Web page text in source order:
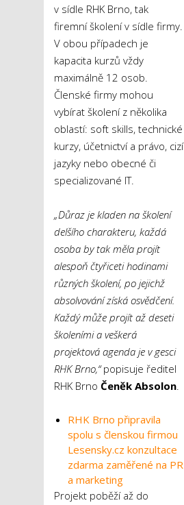
v sídle RHK Brno, tak
firemní školení v sídle firmy.
V obou případech je
kapacita kurzů vždy
maximálně 12 osob.
Členské firmy mohou
vybírat školení z několika
oblastí: soft skills, technické
kurzy, účetnictví a právo, cizí
jazyky nebo obecné či
specializované IT.
„Důraz je kladen na školení
delšího charakteru, každá
osoba by tak měla projít
alespoň čtyřiceti hodinami
různých školení, po jejichž
absolvování získá osvědčení.
Každý může projít až deseti
školeními a veškerá
projektová agenda je v gesci
RHK Brno,“popisuje ředitel
RHK Brno Čeněk Absolon.
RHK Brno připravila
spolu s členskou firmou
Lesensky.cz konzultace
zdarma zaměřené na PR
a marketing
Projekt poběží až do